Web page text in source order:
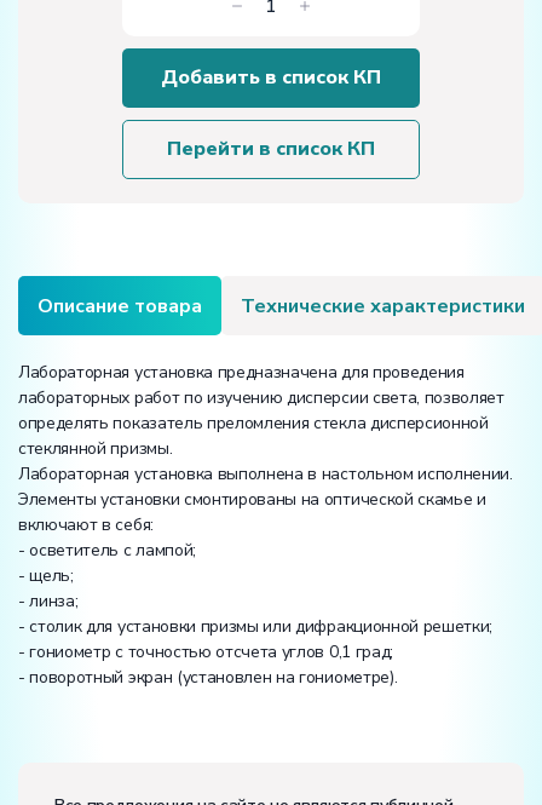
Количество
товара
Лабораторная
установка
"Изучение
дисперсии
Добавить в список КП
Перейти в список КП
Описание товара Технические характеристики
Лабораторная установка предназначена для проведения
лабораторных работ по изучению дисперсии света, позволяет
определять показатель преломления стекла дисперсионной
стеклянной призмы.
Лабораторная установка выполнена в настольном исполнении.
Элементы установки смонтированы на оптической скамье и
включают в себя:
- осветитель с лампой;
- щель;
- линза;
- столик для установки призмы или дифракционной решетки;
- гониометр с точностью отсчета углов 0,1 град;
- поворотный экран (установлен на гониометре).